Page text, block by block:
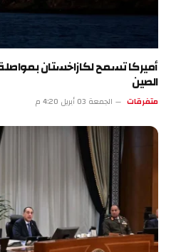
أميركا تسمح لكازاخستان
الصين
متفرقات الجمعة 03 أبريل 4:20 م